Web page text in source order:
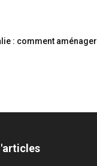
: comment aménager